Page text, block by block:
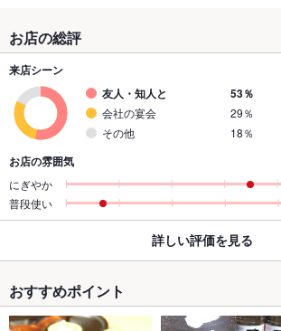
お店の総評
来店シーン
友人・知人と
53％
会社の宴会
29％
その他
18％
お店の雰囲気
にぎやか
普段使い
詳しい評価を見る
おすすめポイント